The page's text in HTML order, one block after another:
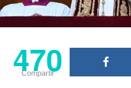
470
Compartir